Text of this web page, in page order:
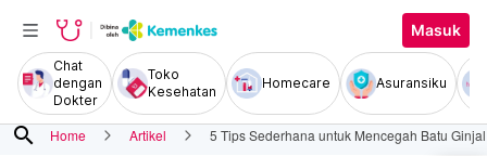
Masuk
Chat
dengan
Dokter
Toko
Kesehatan
Homecare Asuransiku
search Home Artikel 5 Tips Sederhana untuk Mencegah Batu Ginjal